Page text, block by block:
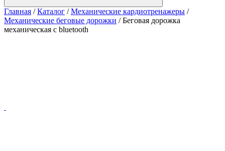
Главная / Каталог / Механические кардиотренажеры /
Механические беговые дорожки / Беговая дорожка
механическая с bluetooth